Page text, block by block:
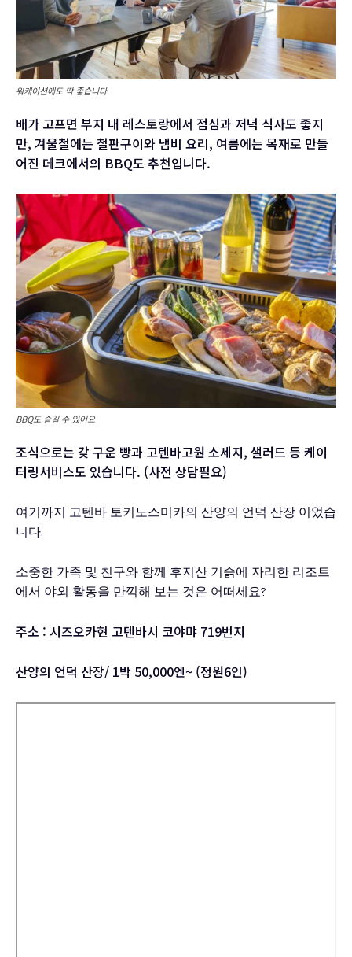
워케이션에도 딱 좋습니다
배가 고프면 부지 내 레스토랑에서 점심과 저녁 식사도 좋지
만, 겨울철에는 철판구이와 냄비 요리, 여름에는 목재로 만들
어진 데크에서의 BBQ도 추천입니다.
BBQ도 즐길 수 있어요
조식으로는 갖 구운 빵과 고텐바고원 소세지, 샐러드 등 케이
터링서비스도 있습니다. (사전 상담필요)
여기까지 고텐바 토키노스미카의 산양의 언덕 산장 이었습
니다.
소중한 가족 및 친구와 함께 후지산 기슭에 자리한 리조트
에서 야외 활동을 만끽해 보는 것은 어떠세요?
주소 : 시즈오카현 고텐바시 코야먀 719번지
산양의 언덕 산장/ 1박 50,000엔~ (정원6인)